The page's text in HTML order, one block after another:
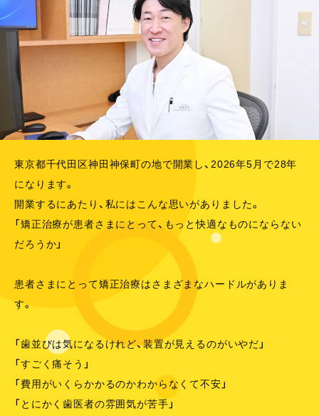
東京都千代田区神田神保町の地で開業し、2026年5月で28年
になります。
開業するにあたり、私にはこんな思いがありました。
「矯正治療が患者さまにとって、もっと快適なものにならない
だろうか」
患者さまにとって矯正治療はさまざまなハードルがありま
す。
「歯並びは気になるけれど、装置が見えるのがいやだ」
「すごく痛そう」
「費用がいくらかかるのかわからなくて不安」
「とにかく歯医者の雰囲気が苦手」